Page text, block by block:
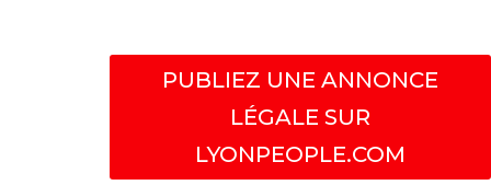
PUBLIEZ UNE ANNONCE
LÉGALE SUR
LYONPEOPLE.COM